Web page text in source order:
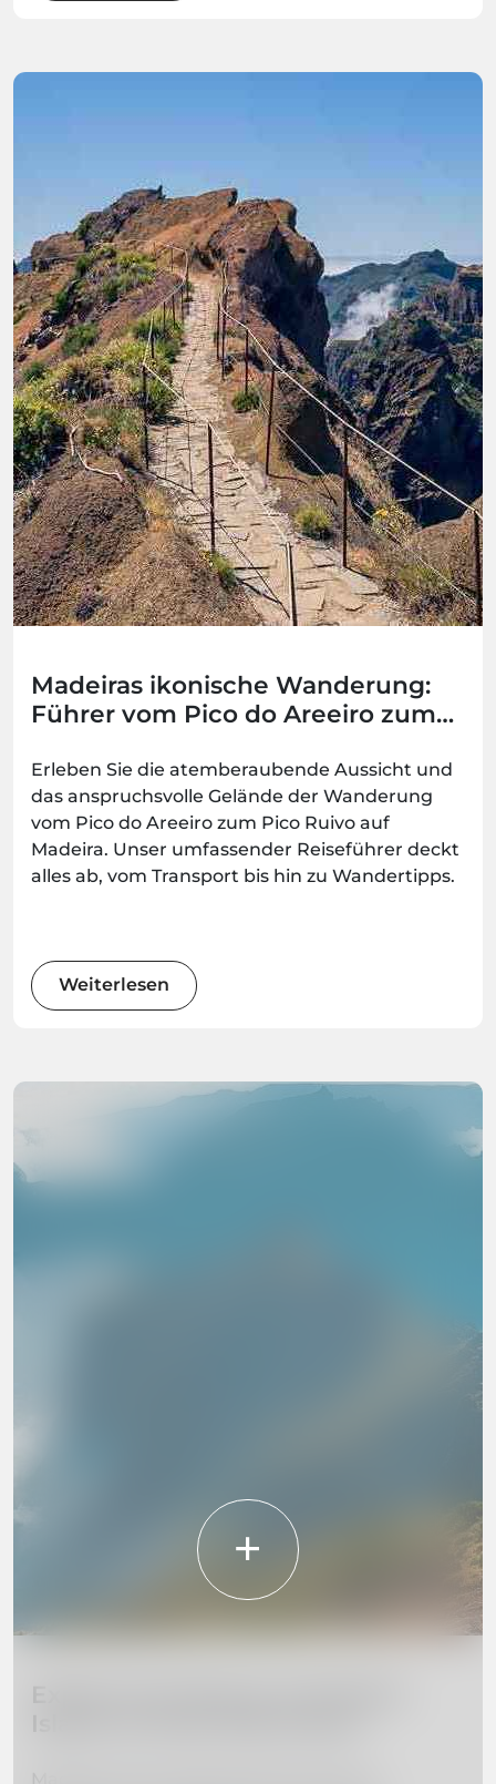
Madeiras ikonische Wanderung:
Führer vom Pico do Areeiro zum
Erleben Sie die atemberaubende Aussicht und
das anspruchsvolle Gelände der Wanderung
vom Pico do Areeiro zum Pico Ruivo auf
Madeira. Unser umfassender Reiseführer deckt
alles ab, vom Transport bis hin zu Wandertipps.
Weiterlesen